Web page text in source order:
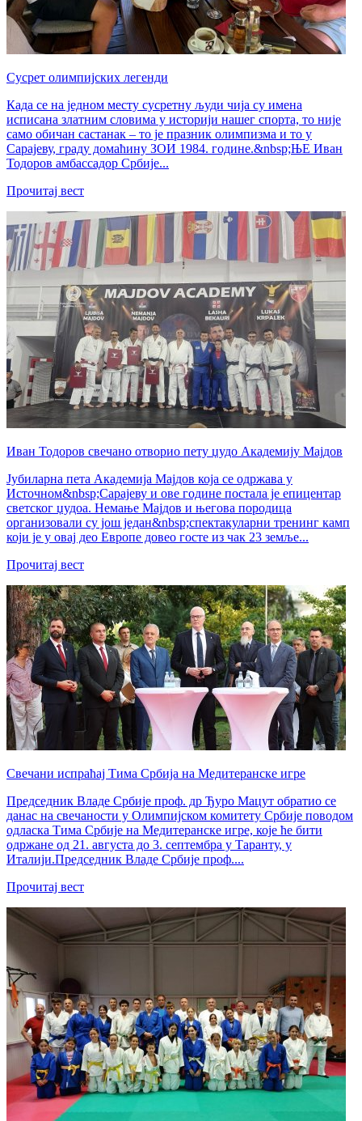
Сусрет олимпијских легенди
Када се на једном месту сусретну људи чија су имена
исписана златним словима у историји нашег спорта, то није
само обичан састанак – то је празник олимпизма и то у
Сарајеву, граду домаћину ЗОИ 1984. године.&nbsp;ЊЕ Иван
Тодоров амбассадор Србије...
Прочитај вест
Иван Тодоров свечано отворио пету џудо Академију Мајдов
Јубиларна пета Академија Мајдов која се одржава у
Источном&nbsp;Сарајеву и ове године постала је епицентар
светског џудоа. Немање Мајдов и његова породица
организовали су још један&nbsp;спектакуларни тренинг камп
који је у овај део Европе довео госте из чак 23 земље...
Прочитај вест
Свечани испраћај Тима Србија на Медитеранске игре
Председник Владе Србије проф. др Ђуро Мацут обратио се
данас на свечаности у Олимпијском комитету Србије поводом
одласка Тима Србије на Медитеранске игре, које ће бити
одржане од 21. августа до 3. септембра у Таранту, у
Италији.Председник Владе Србије проф....
Прочитај вест